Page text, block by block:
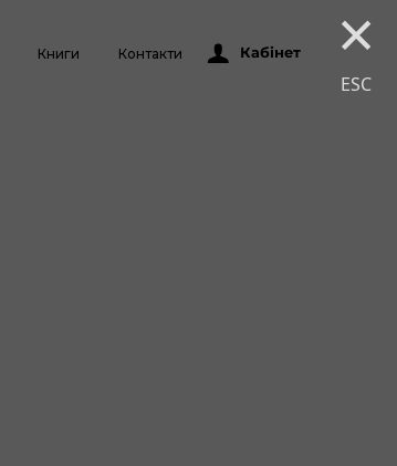
×
ESC
Книги Контакти Кабінет